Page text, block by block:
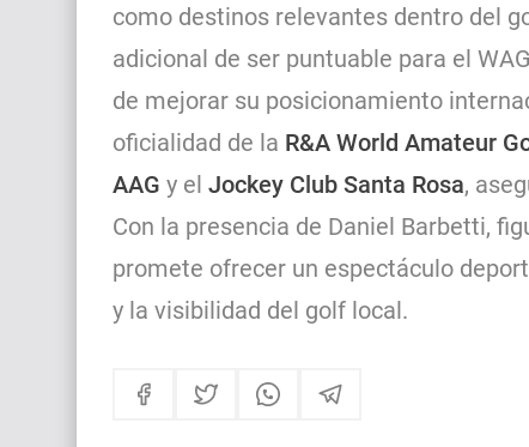
como destinos relevantes dentro del
adicional de ser puntuable para el
de mejorar su posicionamiento
oficialidad de la R&A World Amateur
AAG y el Jockey Club Santa Rosa,
Con la presencia de Daniel Barbetti,
promete ofrecer un espectáculo
y la visibilidad del golf local.